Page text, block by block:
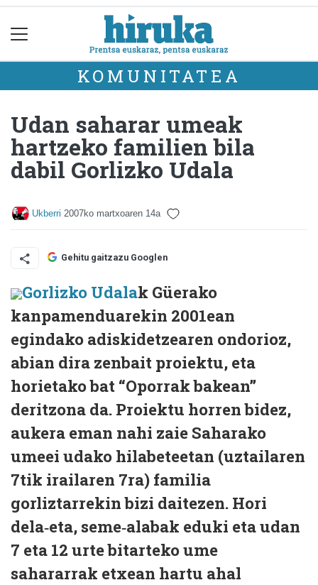
KOMUNITATEA
Udan saharar umeak
hartzeko familien bila
dabil Gorlizko Udala
Ukberri 2007ko martxoaren 14a
Gehitu gaitzazu Googlen
Gorlizko Udalak Güerako
kanpamenduarekin 2001ean
egindako adiskidetzearen ondorioz,
abian dira zenbait proiektu, eta
horietako bat “Oporrak bakean”
deritzona da. Proiektu horren bidez,
aukera eman nahi zaie Saharako
umeei udako hilabeteetan (uztailaren
7tik irailaren 7ra) familia
gorliztarrekin bizi daitezen. Hori
dela‑eta, seme‑alabak eduki eta udan
7 eta 12 urte bitarteko ume
sahararrak etxean hartu ahal